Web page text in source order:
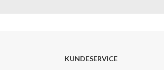
KUNDESERVICE